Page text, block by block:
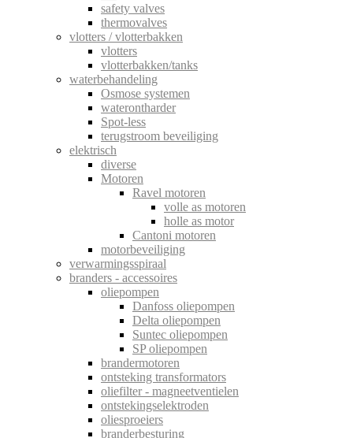
safety valves
thermovalves
vlotters / vlotterbakken
vlotters
vlotterbakken/tanks
waterbehandeling
Osmose systemen
waterontharder
Spot-less
terugstroom beveiliging
elektrisch
diverse
Motoren
Ravel motoren
volle as motoren
holle as motor
Cantoni motoren
motorbeveiliging
verwarmingsspiraal
branders - accessoires
oliepompen
Danfoss oliepompen
Delta oliepompen
Suntec oliepompen
SP oliepompen
brandermotoren
ontsteking transformators
oliefilter - magneetventielen
ontstekingselektroden
oliesproeiers
branderbesturing